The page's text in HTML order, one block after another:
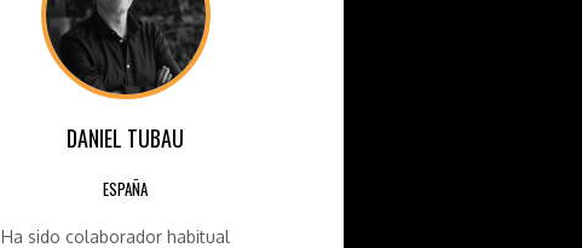
DANIEL TUBAU
ESPAÑA
Ha sido colaborador habitual